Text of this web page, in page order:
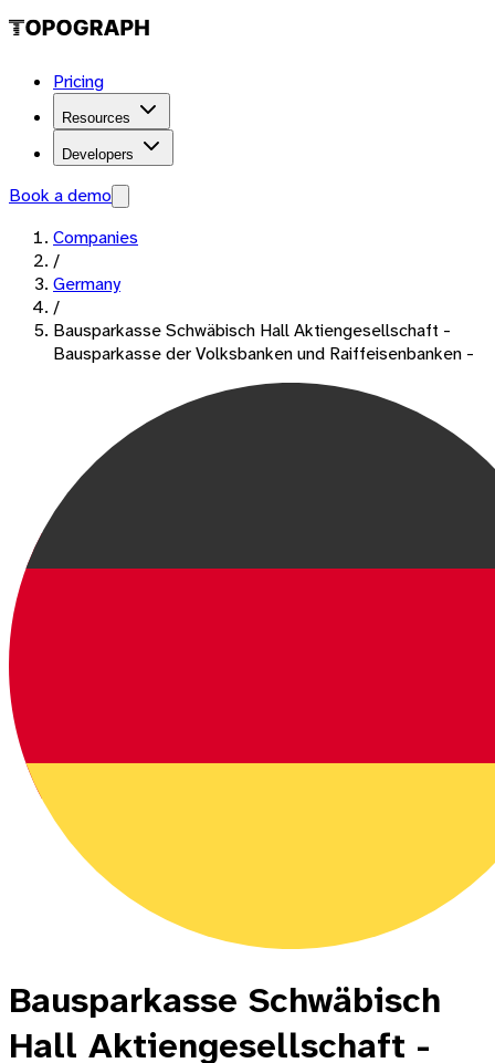
Pricing
Resources
Developers
Book a demo
Companies
/
Germany
/
Bausparkasse Schwäbisch Hall Aktiengesellschaft -
Bausparkasse der Volksbanken und Raiffeisenbanken -
Bausparkasse Schwäbisch
Hall Aktiengesellschaft -